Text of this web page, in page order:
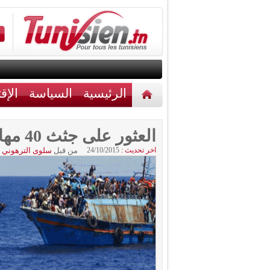
الرئيسية السياسة
العثور على جثث 40 مهاجرا على الشواطئ الليبية
اخر تحديث : 24/10/2015 من قبل سلوى الترهوني